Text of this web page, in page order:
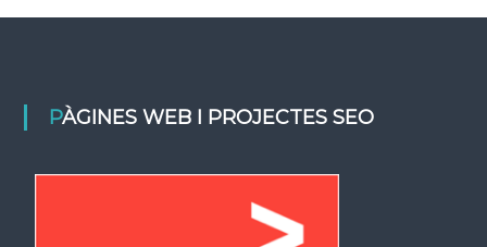
PÀGINES WEB I PROJECTES SEO